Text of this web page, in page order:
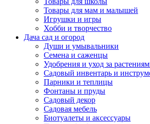
Товары для мам и малышей
Игрушки и игры
Хобби и творчество
Дача сад и огород
Души и умывальники
Семена и саженцы
Удобрения и уход за
Садовый инвентарь и
Парники и теплицы
Фонтаны и пруды
Садовый декор
Садовая мебель
Биотуалеты и аксессуары